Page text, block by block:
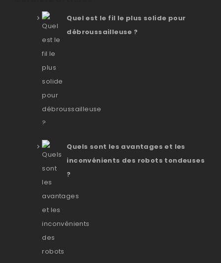
Quel est le fil le plus solide pour
débroussailleuse ?
Quels sont les avantages et les
inconvénients des robots tondeuses
?